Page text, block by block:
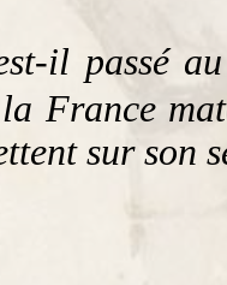
il passé
France
sur son